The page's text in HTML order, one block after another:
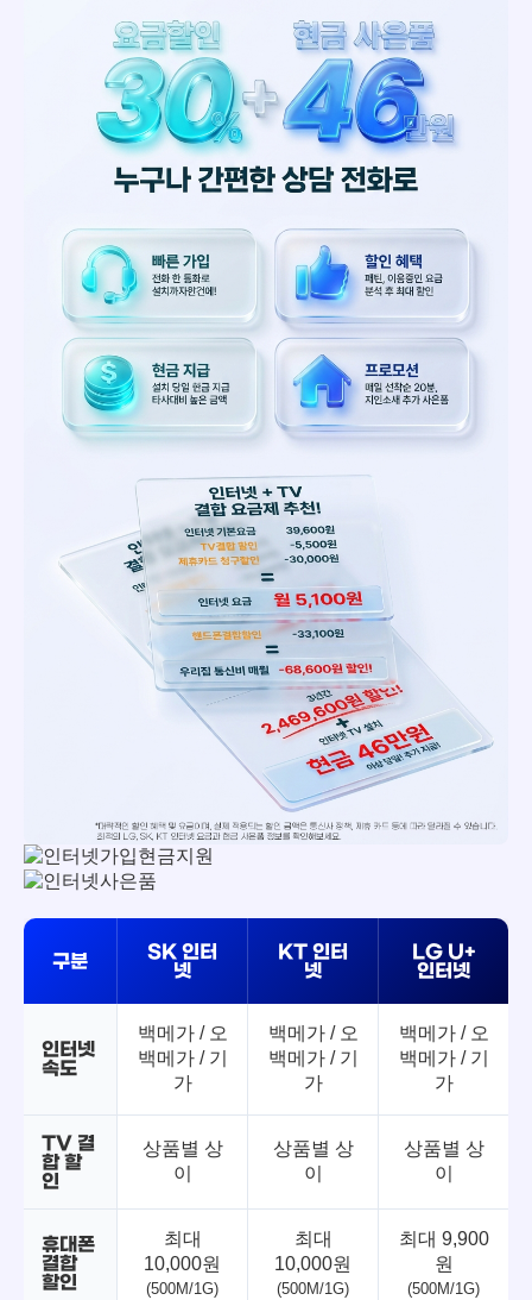
구분
SK 인터
넷
KT 인터
넷
LG U+
인터넷
인터넷
속도
백메가 / 오
백메가 / 기
가
백메가 / 오
백메가 / 기
가
백메가 / 오
백메가 / 기
가
TV 결
합 할
인
상품별 상
이
상품별 상
이
상품별 상
이
휴대폰
결합
할인
최대
10,000원
(500M/1G)
최대
10,000원
(500M/1G)
최대 9,900
원
(500M/1G)